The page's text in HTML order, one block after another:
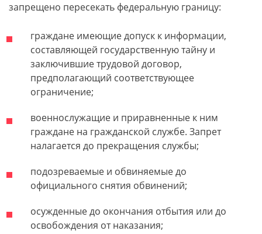
запрещено пересекать федеральную границу:
граждане имеющие допуск к информации,
составляющей государственную тайну и
заключившие трудовой договор,
предполагающий соответствующее
ограничение;
военнослужащие и приравненные к ним
граждане на гражданской службе. Запрет
налагается до прекращения службы;
подозреваемые и обвиняемые до
официального снятия обвинений;
осужденные до окончания отбытия или до
освобождения от наказания;